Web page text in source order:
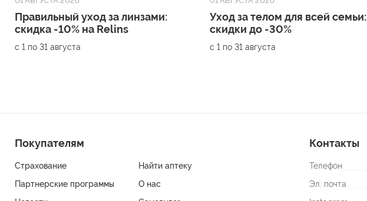
Правильный уход за линзами:
скидка -10% на Relins
с 1 по 31 августа
Уход за телом для всей семьи:
скидки до -30%
с 1 по 31 августа
Покупателям
Страхование
Найти аптеку
Партнерские программы
О нас
Контакты
Телефон
Эл. почта